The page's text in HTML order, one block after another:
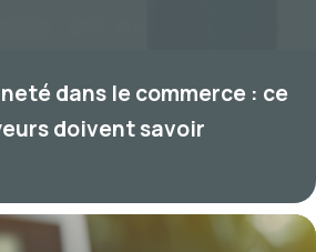
dans le commerce : ce
doivent savoir